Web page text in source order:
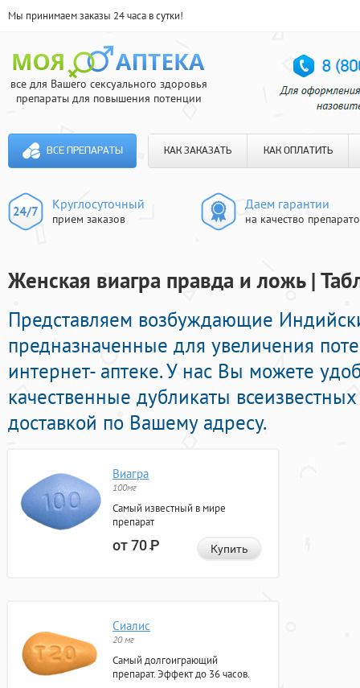
Мы принимаем заказы 24 часа в сутки!
все для Вашего сексуального здоровья
препараты для повышения потенции
ВСЕ ПРЕПАРАТЫ КАК ЗАКАЗАТЬ КАК ОПЛАТИТЬ
Круглосуточный
прием заказов
Даем гарантии
на качество
Женская виагра правда и ложь |
Представляем возбуждающие
предназначенные для увеличения
интернет- аптеке. У нас Вы можете
качественные дубликаты
доставкой по Вашему адресу.
Виагра
100мг
Самый известный в мире
препарат
от 70Р Купить
Сиалис
20 мг
Самый долгоиграющий
препарат. Эффект до 36 часов.